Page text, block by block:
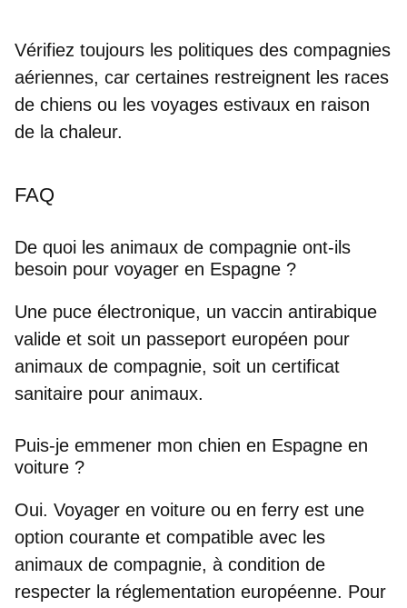
Vérifiez toujours les politiques des compagnies
aériennes, car certaines restreignent les races
de chiens ou les voyages estivaux en raison
de la chaleur.
FAQ
De quoi les animaux de compagnie ont-ils
besoin pour voyager en Espagne ?
Une puce électronique, un vaccin antirabique
valide et soit un passeport européen pour
animaux de compagnie, soit un certificat
sanitaire pour animaux.
Puis-je emmener mon chien en Espagne en
voiture ?
Oui. Voyager en voiture ou en ferry est une
option courante et compatible avec les
animaux de compagnie, à condition de
respecter la réglementation européenne. Pour